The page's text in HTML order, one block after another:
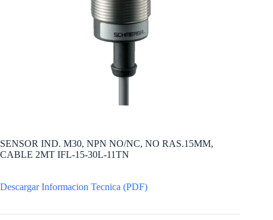
SENSOR IND. M30, NPN NO/NC, NO RAS.15MM,
CABLE 2MT IFL-15-30L-11TN
Descargar Informacion Tecnica (PDF)